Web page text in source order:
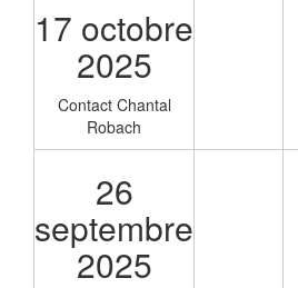
17 octobre
2025
Contact Chantal
Robach
26
septembre
2025